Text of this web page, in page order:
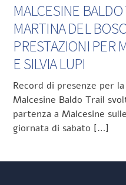
MALCESINE
MARTINA DEL
PRESTAZIONI PER
E SILVIA LUPI
Record di presenze per
Malcesine Baldo Trail
partenza a Malcesine
giornata di sabato […]